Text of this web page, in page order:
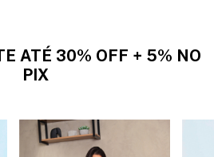
ATÉ 30% OFF + 5% NO
PIX